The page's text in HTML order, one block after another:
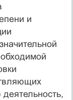
и